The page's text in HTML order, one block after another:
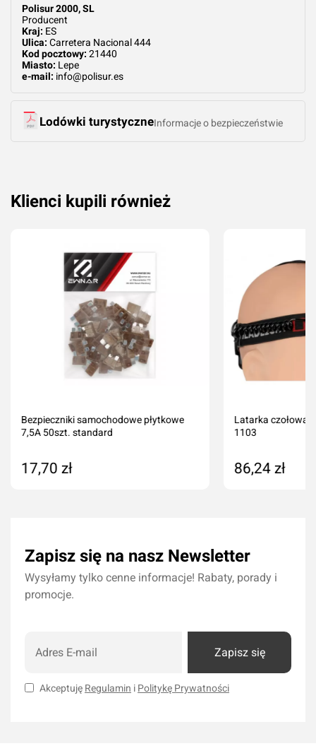
Polisur 2000, SL
Producent
Kraj: ES
Ulica: Carretera Nacional 444
Kod pocztowy: 21440
Miasto: Lepe
e-mail: info@polisur.es
Lodówki turystyczneInformacje o bezpieczeństwie
Klienci kupili również
Bezpieczniki samochodowe płytkowe
7,5A 50szt. standard
17,70 zł
Latarka czołowa
1103
86,24 zł
Zapisz się na nasz Newsletter
Wysyłamy tylko cenne informacje! Rabaty, porady i
promocje.
Zapisz się
Akceptuję Regulamin i Politykę Prywatności